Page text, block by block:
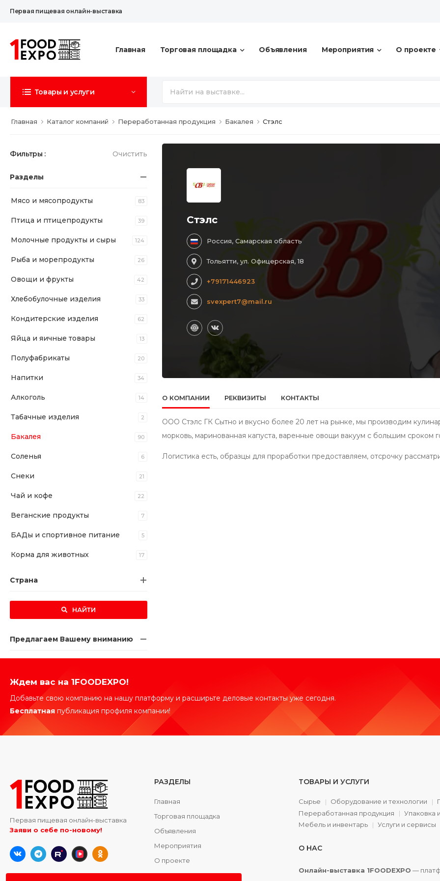
Первая пищевая онлайн-выставка
Главная Торговая площадка Объявления Мероприятия О проекте
Товары и услуги
Главная Каталог компаний Переработанная продукция Бакалея Стэлс
Фильтры : Очистить
Разделы
Мясо и мясопродукты 83
Птица и птицепродукты 39
Молочные продукты и сыры 124
Рыба и морепродукты 26
Овощи и фрукты 42
Хлебобулочные изделия 33
Кондитерские изделия 62
Яйца и яичные товары 13
Полуфабрикаты 20
Напитки 34
Алкоголь 14
Табачные изделия 2
Бакалея 90
Соленья 6
Снеки 21
Чай и кофе 22
Веганские продукты 7
БАДы и спортивное питание 5
Корма для животных 17
Страна
НАЙТИ
Предлагаем Вашему вниманию
Стэлс
Россия, Самарская область
Тольятти, ул. Офицерская, 18
+79171446923
svexpert7@mail.ru
О КОМПАНИИ РЕКВИЗИТЫ КОНТАКТЫ
ООО Стэлс ГК Сытно и вкусно более 20 лет на рынке, мы производим
морковь, маринованная капуста, варенные овощи вакуум с большим сроком
Логистика есть, образцы для проработки предоставляем, отсрочку
Ждем вас на 1FOODEXPO!
Добавьте свою компанию на нашу платформу и расширьте деловые контакты уже сегодня.
Бесплатная публикация профиля компании!
Первая пищевая онлайн-выставка
Заяви о себе по-новому!
РАЗДЕЛЫ
Главная
Торговая площадка
Объявления
Мероприятия
О проекте
Контакты
ТОВАРЫ И УСЛУГИ
Сырье Оборудование и технологии
Переработанная продукция
Упаковка
Мебель и инвентарь
Услуги и сервисы
О НАС
Онлайн-выставка 1FOODEXPO —